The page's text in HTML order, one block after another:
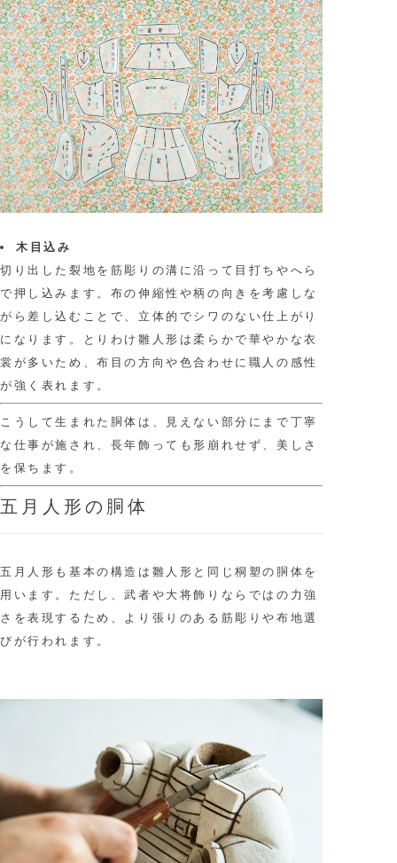
木目込み
切り出した裂地を筋彫りの溝に沿って目打ちやへら
で押し込みます。布の伸縮性や柄の向きを考慮しな
がら差し込むことで、立体的でシワのない仕上がり
になります。とりわけ雛人形は柔らかで華やかな衣
裳が多いため、布目の方向や色合わせに職人の感性
が強く表れます。
こうして生まれた胴体は、見えない部分にまで丁寧
な仕事が施され、長年飾っても形崩れせず、美しさ
を保ちます。
五月人形の胴体
五月人形も基本の構造は雛人形と同じ桐塑の胴体を
用います。ただし、武者や大将飾りならではの力強
さを表現するため、より張りのある筋彫りや布地選
びが行われます。